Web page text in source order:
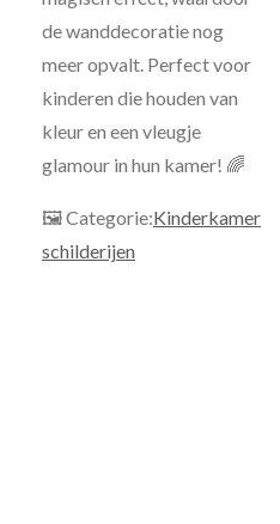
de wanddecoratie nog
meer opvalt. Perfect voor
kinderen die houden van
kleur en een vleugje
glamour in hun kamer! 🌈
🖼 Categorie:Kinderkamer
schilderijen